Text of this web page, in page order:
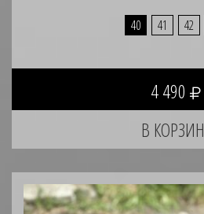
40 41 42
4 490